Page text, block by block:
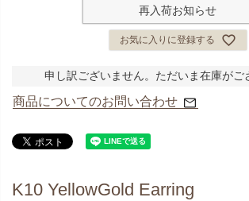
再入荷お知らせ
お気に入りに登録する
申し訳ございません。ただいま在庫がご
商品についてのお問い合わせ
K10 YellowGold Earring